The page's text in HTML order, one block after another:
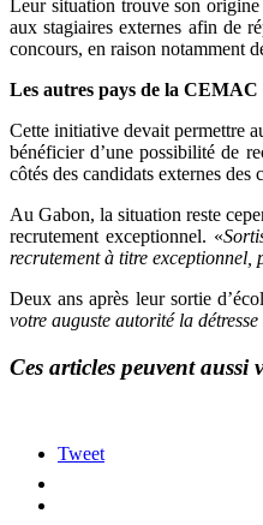
Leur situation trouve son
aux stagiaires externes afin de
concours, en raison notamment
Les autres pays de la
Cette initiative devait permettre
bénéficier d’une possibilité de
côtés des candidats externes
Au Gabon, la situation reste
recrutement exceptionnel. «
recrutement à titre exceptionnel,
Deux ans après leur sortie
votre auguste autorité la
Ces articles peuvent aussi
Tweet